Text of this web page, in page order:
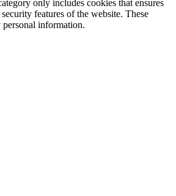
only includes cookies that ensures
features of the website. These
information.